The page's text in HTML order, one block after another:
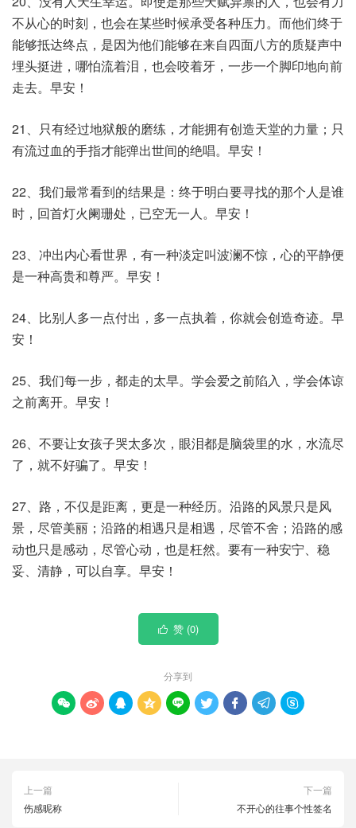
不从心的时刻，也会在某些时候承受各种压力。而他们终于
能够抵达终点，是因为他们能够在来自四面八方的质疑声中
埋头挺进，哪怕流着泪，也会咬着牙，一步一个脚印地向前
走去。早安！
21、只有经过地狱般的磨练，才能拥有创造天堂的力量；只
有流过血的手指才能弹出世间的绝唱。早安！
22、我们最常看到的结果是：终于明白要寻找的那个人是谁
时，回首灯火阑珊处，已空无一人。早安！
23、冲出内心看世界，有一种淡定叫波澜不惊，心的平静便
是一种高贵和尊严。早安！
24、比别人多一点付出，多一点执着，你就会创造奇迹。早
安！
25、我们每一步，都走的太早。学会爱之前陷入，学会体谅
之前离开。早安！
26、不要让女孩子哭太多次，眼泪都是脑袋里的水，水流尽
了，就不好骗了。早安！
27、路，不仅是距离，更是一种经历。沿路的风景只是风
景，尽管美丽；沿路的相遇只是相遇，尽管不舍；沿路的感
动也只是感动，尽管心动，也是枉然。要有一种安宁、稳
妥、清静，可以自享。早安！
 赞 (0)
分享到
        
上一篇
伤感昵称
下一篇
不开心的往事个性签名